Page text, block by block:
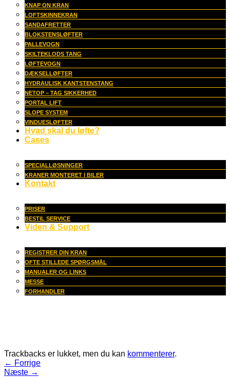
KNAP ON KRAN
LOFTSKINNEKRAN
SANDAFRETTER
BLOKSTENSLØFTER
PALLEVOGN
SKILTEKLODS TANG
LØFTEVOGN
DÆKSELLØFTER
HYDRAULISK KANTSTENSTANG
NETOP – TAG SIKKERHED
PORTAL LIFT
SLOPE SYSTEM
VINDUESLØFTER
Hvad skal du løfte?
Cases
SPECIALLØSNINGER
KRANER MONTERET I BILER
Kontakt
PRISER
BESTIL SERVICE
Viden & Support
REGISTRER DIN KRAN
OFTE STILLEDE SPØRGSMÅL
MANUALER OG LINKS
MESSE
FORHANDLER
Trackbacks er lukket, men du kan kommenterer.
← Forrige
Næste →